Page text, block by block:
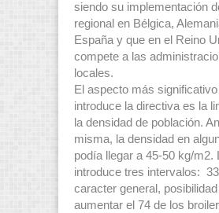
siendo su implementación
regional en Bélgica,
España y que en el Reino
compete a las
locales.
El aspecto más
introduce la directiva es la
la densidad de población.
misma, la densidad en
podía llegar a 45-50 kg/m2.
introduce tres intervalos:
caracter general,
aumentar el 74 de los